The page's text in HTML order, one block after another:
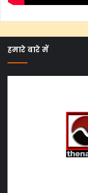
हमारे बारे में